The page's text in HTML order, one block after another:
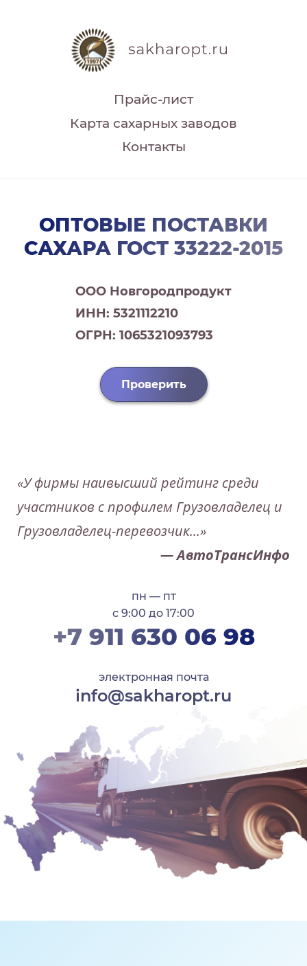
Прайс-лист
Карта сахарных заводов
Контакты
ОПТОВЫЕ ПОСТАВКИ
САХАРА ГОСТ 33222-2015
ООО Новгородпродукт
ИНН: 5321112210
ОГРН: 1065321093793
Проверить
«У фирмы наивысший рейтинг среди
участников с профилем Грузовладелец и
Грузовладелец-перевозчик...»
— АвтоТрансИнфо
пн — пт
с 9:00 до 17:00
+7 911 630 06 98
электронная почта
info@sakharopt.ru